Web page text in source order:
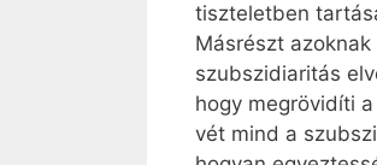
tiszteletben
Másrészt
szubszidiaritás
hogy megrövidíti
vét mind a